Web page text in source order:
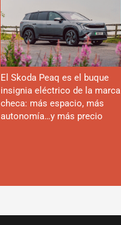
El Skoda Peaq es el buque
insignia eléctrico de la marca
checa: más espacio, más
autonomía…y más precio